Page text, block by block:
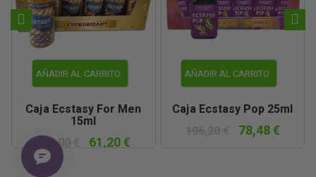
AÑADIR AL CARRITO
Caja Ecstasy For Men
15ml
153,00 €
61,20 €
AÑADIR AL CARRITO
Caja Ecstasy Pop 25ml
78,48 €